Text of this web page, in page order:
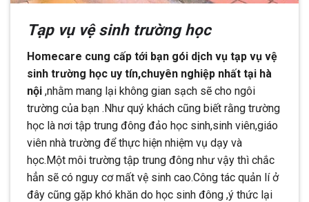
Tạp vụ vệ sinh trường học
Homecare cung cấp tới bạn gói dịch vụ tạp vụ vệ
sinh trường học uy tín,chuyên nghiệp nhất tại hà
nội ,nhằm mang lại không gian sạch sẽ cho ngôi
trường của bạn .Như quý khách cũng biết rằng trường
học là nơi tập trung đông đảo học sinh,sinh viên,giáo
viên nhà trường để thực hiện nhiệm vụ dạy và
học.Một môi trường tập trung đông như vậy thì chắc
hẳn sẽ có nguy cơ mất vệ sinh cao.Công tác quản lí ở
đây cũng gặp khó khăn do học sinh đông ,ý thức lại